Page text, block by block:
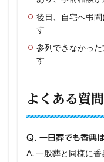
後日、自宅へ弔
す
参列できなかっ
す
よくある質
Q. 一日葬でも香典
A. 一般葬と同様に